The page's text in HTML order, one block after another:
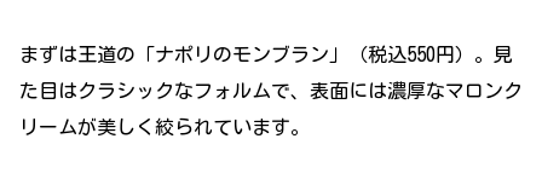
まずは王道の「ナポリのモンブラン」（税込550円）。見
た目はクラシックなフォルムで、表面には濃厚なマロンク
リームが美しく絞られています。